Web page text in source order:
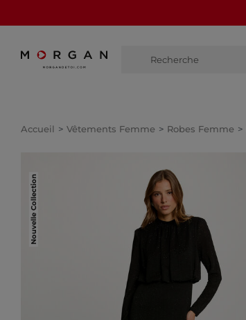
Recherche
Accueil Vêtements Femme Robes Femme
Nouvelle Collection